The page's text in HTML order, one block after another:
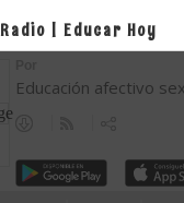
| Educar Hoy